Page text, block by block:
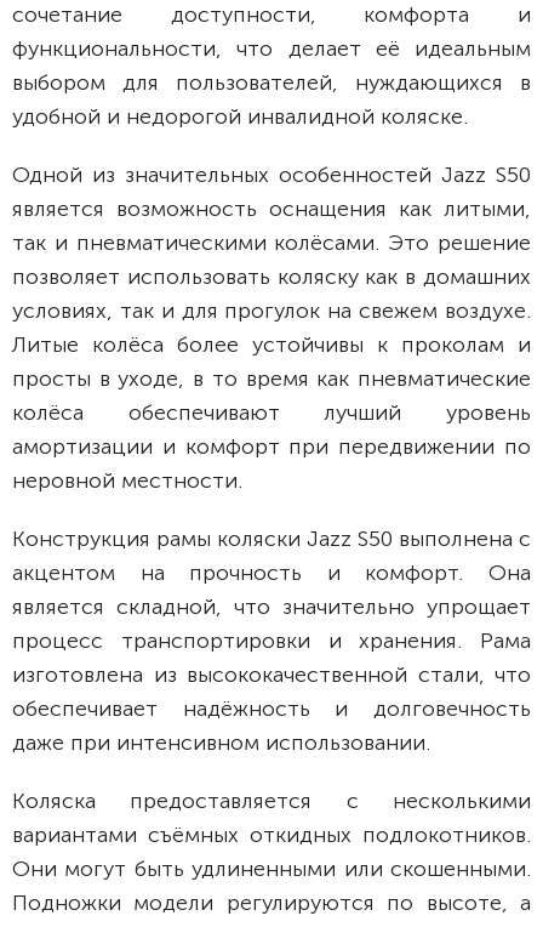
сочетание доступности, комфорта и
функциональности, что делает её идеальным
выбором для пользователей, нуждающихся в
удобной и недорогой инвалидной коляске.
Одной из значительных особенностей Jazz S50
является возможность оснащения как литыми,
так и пневматическими колёсами. Это решение
позволяет использовать коляску как в домашних
условиях, так и для прогулок на свежем воздухе.
Литые колёса более устойчивы к проколам и
просты в уходе, в то время как пневматические
колёса обеспечивают лучший уровень
амортизации и комфорт при передвижении по
неровной местности.
Конструкция рамы коляски Jazz S50 выполнена с
акцентом на прочность и комфорт. Она
является складной, что значительно упрощает
процесс транспортировки и хранения. Рама
изготовлена из высококачественной стали, что
обеспечивает надёжность и долговечность
даже при интенсивном использовании.
Коляска предоставляется с несколькими
вариантами съёмных откидных подлокотников.
Они могут быть удлиненными или скошенными.
Подножки модели регулируются по высоте, а